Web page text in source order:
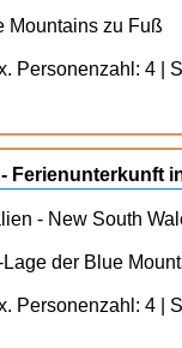
Mountains zu Fuß
Personenzahl: 4 |
Ferienunterkunft
- New South
der Blue
Personenzahl: 4 |